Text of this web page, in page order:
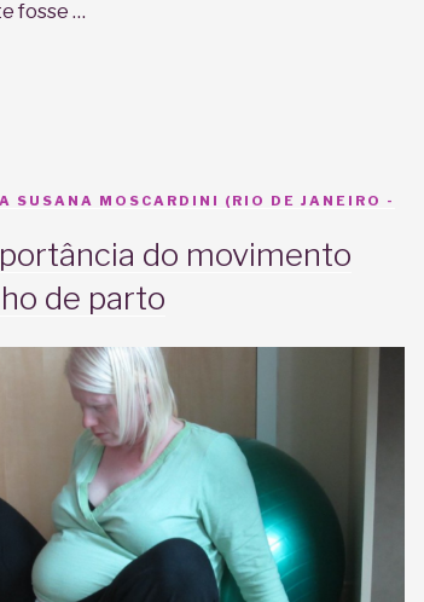
fosse …
SUSANA MOSCARDINI (RIO DE JANEIRO -
do movimento
de parto